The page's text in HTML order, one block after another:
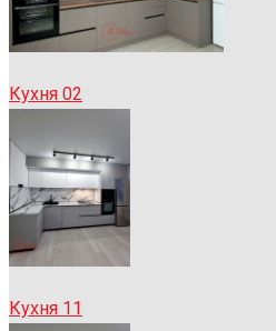
Кухня 02
Кухня 11